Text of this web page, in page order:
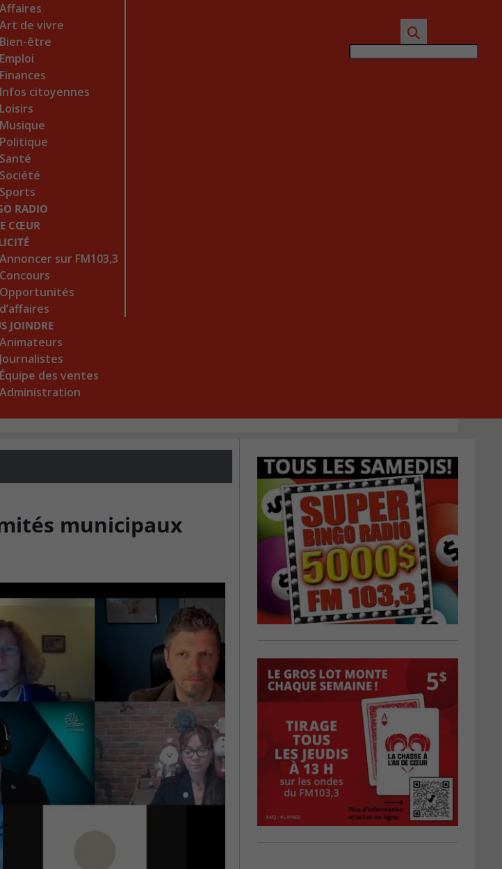
Affaires
Art de vivre
Bien-être
Emploi
Finances
Infos citoyennes
Loisirs
Musique
Politique
Santé
Société
Sports
RADIO
CŒUR
Annoncer sur FM103,3
Concours
Opportunités
d’affaires
JOINDRE
Animateurs
Journalistes
Équipe des ventes
Administration
municipaux